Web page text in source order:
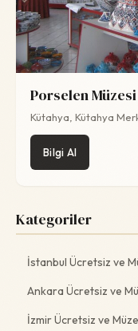
Porselen Müzesi
Kütahya, Kütahya
Bilgi Al
Kategoriler
İstanbul Ücretsiz ve
Ankara Ücretsiz ve
İzmir Ücretsiz ve